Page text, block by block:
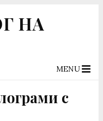
НА
MENU
с